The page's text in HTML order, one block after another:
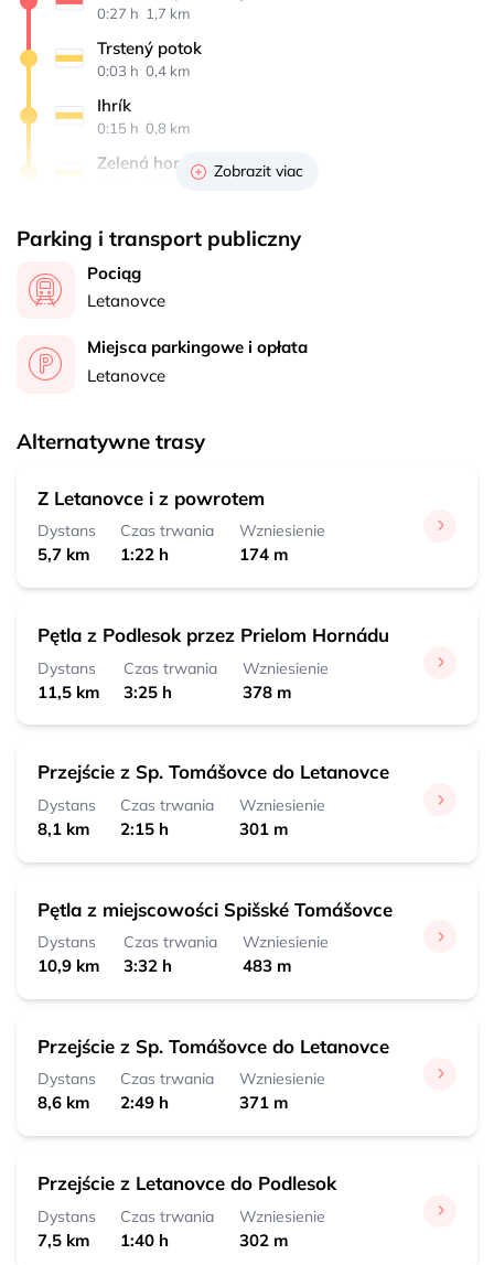
0:27 h 1,7 km
Trstený potok
0:03 h 0,4 km
Ihrík
0:15 h 0,8 km
Zelená hora
0:15 h 0,7 km
Kláštorská roklina, ústie
1:00 h 2,7 km
1:00 h 1,5 km
Rázcestie pri Starej horárni
Letanovce, zastávka
0:27 h 1,7 km
Zobrazit viac
Parking i transport publiczny
Pociąg
Letanovce
Miejsca parkingowe i opłata
Letanovce
Alternatywne trasy
Z Letanovce i z powrotem
Dystans
5,7 km
Czas trwania
1:22 h
Wzniesienie
174 m
Pętla z Podlesok przez Prielom Hornádu
Dystans
11,5 km
Czas trwania
3:25 h
Wzniesienie
378 m
Przejście z Sp. Tomášovce do Letanovce
Dystans
8,1 km
Czas trwania
2:15 h
Wzniesienie
301 m
Pętla z miejscowości Spišské Tomášovce
Dystans
10,9 km
Czas trwania
3:32 h
Wzniesienie
483 m
Przejście z Sp. Tomášovce do Letanovce
Dystans
8,6 km
Czas trwania
2:49 h
Wzniesienie
371 m
Przejście z Letanovce do Podlesok
Dystans
7,5 km
Czas trwania
1:40 h
Wzniesienie
302 m